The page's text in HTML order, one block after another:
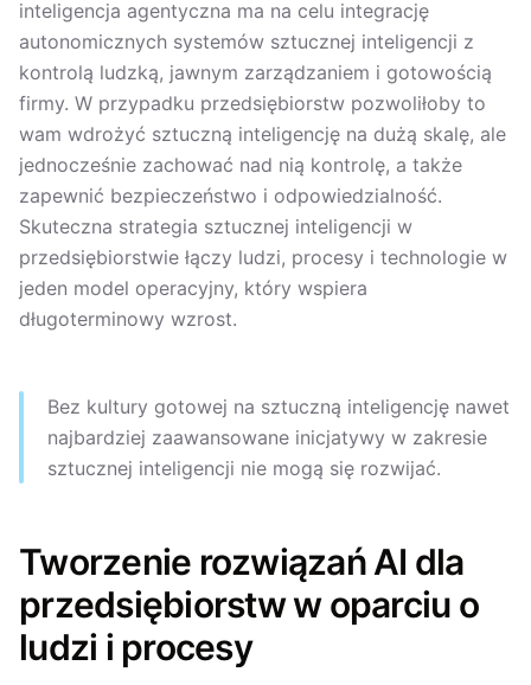
inteligencja agentyczna ma na celu integrację
autonomicznych systemów sztucznej inteligencji z
kontrolą ludzką, jawnym zarządzaniem i gotowością
firmy. W przypadku przedsiębiorstw pozwoliłoby to
wam wdrożyć sztuczną inteligencję na dużą skalę, ale
jednocześnie zachować nad nią kontrolę, a także
zapewnić bezpieczeństwo i odpowiedzialność.
Skuteczna strategia sztucznej inteligencji w
przedsiębiorstwie łączy ludzi, procesy i technologie w
jeden model operacyjny, który wspiera
długoterminowy wzrost.
Bez kultury gotowej na sztuczną inteligencję nawet
najbardziej zaawansowane inicjatywy w zakresie
sztucznej inteligencji nie mogą się rozwijać.
Tworzenie rozwiązań AI dla
przedsiębiorstw w oparciu o
ludzi i procesy